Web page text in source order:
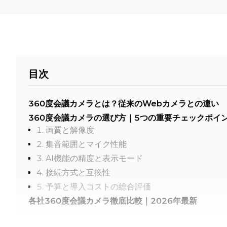
目次
360度会議カメラとは？従来のWebカメラとの違い
360度会議カメラの選び方｜5つの重要チェックポイ
1. 画質と解像度
2. 集音範囲とマイク性能
3. AI機能の精度と表示モード
4. 接続方式と互換性
5. 予算と導入コストの総合評価
各社360度会議カメラ徹底比較｜2026年最新